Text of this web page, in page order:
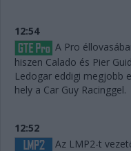
12:54
A Pro
hiszen Calado és Pier
Ledogar eddigi megjobb
hely a Car Guy Racinggel.
12:52
Az LMP2-t